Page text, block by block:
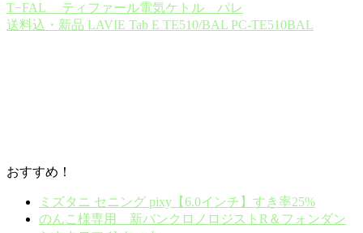
T−FAL ティファール電気ケトル パレ
送料込・新品 LAVIE Tab E TE510/BAL PC-TE510BAL
おすすめ！
ミズタニ セニング pixy【6.0インチ】すき率25%
のんこ様専用 新バンクロノロジストR＆フォンダン